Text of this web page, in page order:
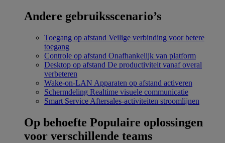
Andere gebruiksscenario’s
Toegang op afstand Veilige verbinding voor betere
toegang
Controle op afstand Onafhankelijk van platform
Desktop op afstand De productiviteit vanaf overal
verbeteren
Wake-on-LAN Apparaten op afstand activeren
Schermdeling Realtime visuele communicatie
Smart Service Aftersales-activiteiten stroomlijnen
Op behoefte Populaire oplossingen
voor verschillende teams